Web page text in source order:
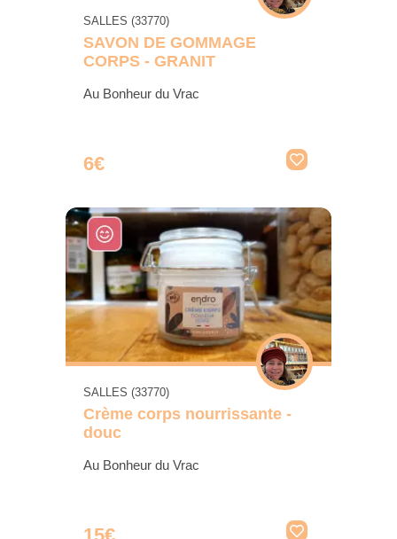
SALLES (33770)
SAVON DE GOMMAGE
CORPS - GRANIT
Au Bonheur du Vrac
6€
SALLES (33770)
Crème corps nourrissante -
douc
Au Bonheur du Vrac